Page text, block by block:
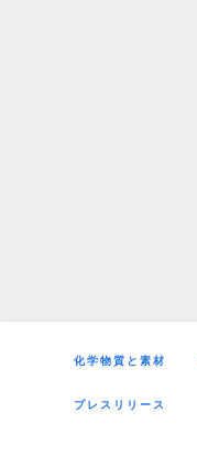
化学物質と素材
プレスリリース